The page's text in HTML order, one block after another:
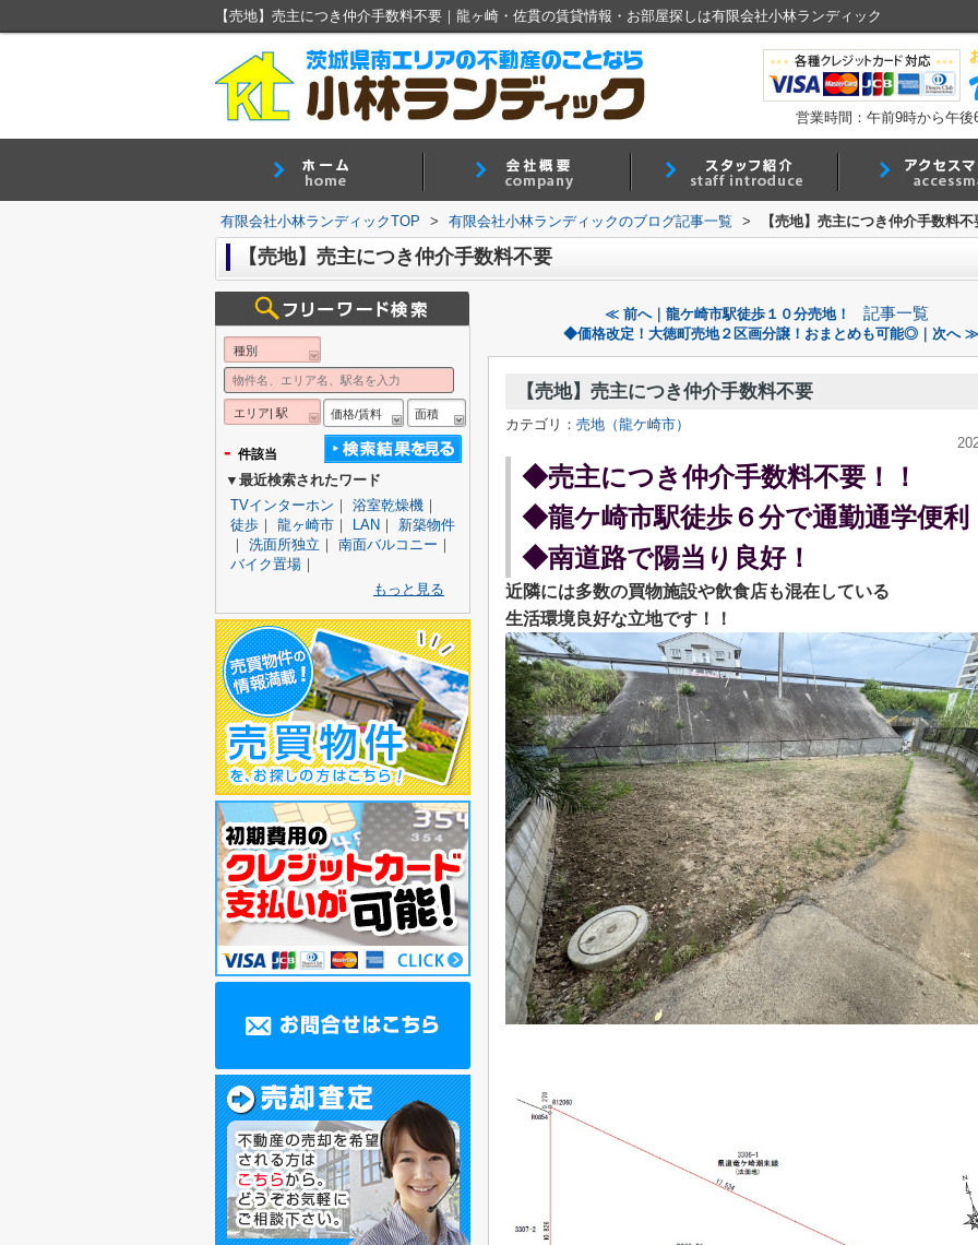
【売地】売主につき仲介手数料不要｜龍ヶ崎・佐貫の賃貸情報・お部屋探しは有限会社小林ランディック
営業時間：午前9時から午後
有限会社小林ランディックTOP > 有限会社小林ランディックのブログ記事一覧 > 【売地】売主につき仲介手数料不
【売地】売主につき仲介手数料不要
≪ 前へ｜龍ケ崎市駅徒歩１０分売地！ 記事一覧
◆価格改定！大徳町売地２区画分譲！おまとめも可能◎｜次へ ≫
【売地】売主につき仲介手数料不要
カテゴリ： 売地（龍ケ崎市）
◆売主につき仲介手数料不要！！
◆龍ケ崎市駅徒歩６分で通勤通学便利
◆南道路で陽当り良好！
近隣には多数の買物施設や飲食店も混在している
生活環境良好な立地です！！
種別
エリア| 駅 価格/賃料 面積
- 件該当
▼最近検索されたワード
TVインターホン ｜ 浴室乾燥機 ｜
徒歩 ｜ 龍ヶ崎市 ｜ LAN ｜ 新築物件
｜ 洗面所独立 ｜ 南面バルコニー ｜
バイク置場 ｜
もっと見る